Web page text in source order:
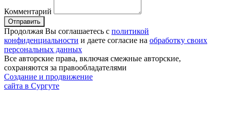
Комментарий
Отправить
Продолжая Вы соглашаетесь с политикой
конфиденциальности и даете согласие на обработку своих
персональных данных
Все авторские права, включая смежные авторские,
сохраняются за правообладателями
Создание и продвижение
сайта в Сургуте